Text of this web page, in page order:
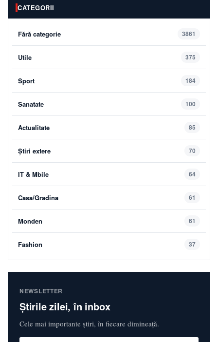
CATEGORII
Fără categorie 3861
Utile 375
Sport 184
Sanatate 100
Actualitate 85
Știri extere 70
IT & Mbile 64
Casa/Gradina 61
Monden 61
Fashion 37
NEWSLETTER
Știrile zilei, în inbox
Cele mai importante știri, în fiecare dimineață.